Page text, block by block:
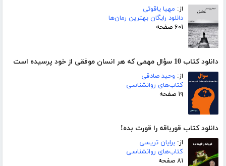
از: مهیا یاقوتی
دانلود رایگان بهترین رمان‌ها
۶۰۱ صفحه
دانلود کتاب 10 سؤال مهمی که هر انسان‌ موفقی از خود پرسیده ‌است
از: وحید صادقی
کتاب‌های روانشناسی
۱۹ صفحه
دانلود کتاب قورباقه را قورت بده!
از: برایان تریسی
کتاب‌های روانشناسی
۸۱ صفحه